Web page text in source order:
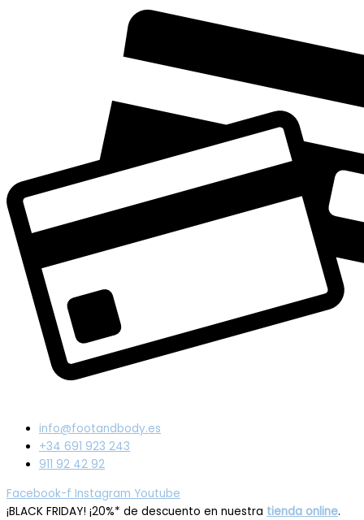
info@footandbody.es
+34 691 923 243
911 92 42 92
Facebook-f Instagram Youtube
¡BLACK FRIDAY! ¡20%* de descuento en nuestra tienda online.